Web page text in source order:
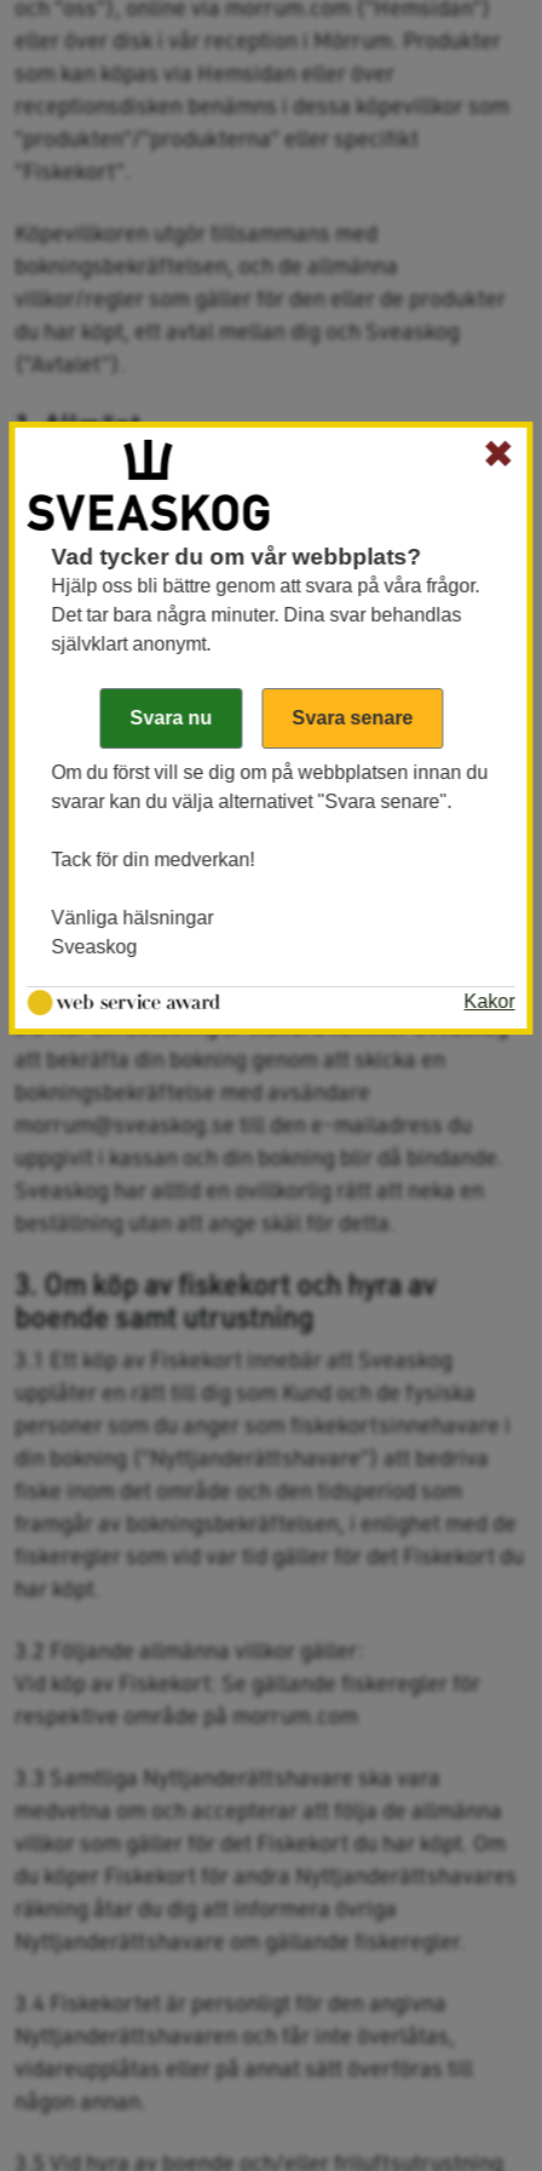
och ”oss”), online via morrum.com (”Hemsidan”)
eller över disk i vår reception i Mörrum. Produkter
som kan köpas via Hemsidan eller över
receptionsdisken benämns i dessa köpevillkor som
”produkten”/”produkterna” eller specifikt
”Fiskekort”.
Köpevillkoren utgör tillsammans med
bokningsbekräftelsen, och de allmänna
villkor/regler som gäller för den eller de produkter
du har köpt, ett avtal mellan dig och Sveaskog
(”Avtalet”).
1. Allmänt
För alla köp gjorda på Hemsidan och över
receptionsdisken bekräftar du att de uppgifter du
uppgivit är korrekta och att du är behörig att
genomföra köpet.
2. Bokning
bokning av den eller de produkter du har lagt i
varukorgen genom att klicka på ”Bekräfta bokning”-
betaltjänstleverantör för online-betalning som du
valda betaltjänstleverantörens egna villkor i
samband med betalningen.
2.2 När din betalning är slutförd kommer Sveaskog
att bekräfta din bokning genom att skicka en
bokningsbekräftelse med avsändare
morrum@sveaskog.se till den e-mailadress du
uppgivit i kassan och din bokning blir då bindande.
Sveaskog har alltid en ovillkorlig rätt att neka en
beställning utan att ange skäl för detta.
3. Om köp av fiskekort och hyra av
boende samt utrustning
3.1 Ett köp av Fiskekort innebär att Sveaskog
upplåter en rätt till dig som Kund och de fysiska
personer som du anger som fiskekortsinnehavare i
din bokning (”Nyttjanderättshavare”) att bedriva
fiske inom det område och den tidsperiod som
framgår av bokningsbekräftelsen, i enlighet med de
fiskeregler som vid var tid gäller för det Fiskekort du
har köpt.
3.2 Följande allmänna villkor gäller:
Vid köp av Fiskekort: Se gällande fiskeregler för
respektive område på morrum.com
3.3 Samtliga Nyttjanderättshavare ska vara
medvetna om och accepterar att följa de allmänna
villkor som gäller för det Fiskekort du har köpt. Om
du köper Fiskekort för andra Nyttjanderättshavares
räkning åtar du dig att informera övriga
Nyttjanderättshavare om gällande fiskeregler.
3.4 Fiskekortet är personligt för den angivna
Nyttjanderättshavaren och får inte överlåtas,
vidareupplåtas eller på annat sätt överföras till
någon annan.
3.5 Vid hyra av boende och/eller friluftsutrustning
✖
Vad tycker du om vår webbplats?
Hjälp oss bli bättre genom att svara på våra frågor.
Det tar bara några minuter. Dina svar behandlas
självklart anonymt.
Om du först vill se dig om på webbplatsen innan du
svarar kan du välja alternativet "Svara senare".
Tack för din medverkan!
Vänliga hälsningar
Sveaskog
Kakor